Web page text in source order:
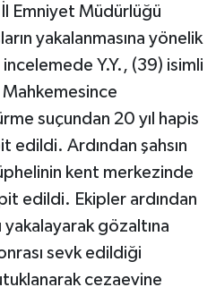
Emniyet Müdürlüğü
yakalanmasına yönelik
incelemede Y.Y., (39) isimli
Mahkemesince
suçundan 20 yıl hapis
edildi. Ardından şahsın
kent merkezinde
edildi. Ekipler ardından
yakalayarak gözaltına
sevk edildiği
cezaevine